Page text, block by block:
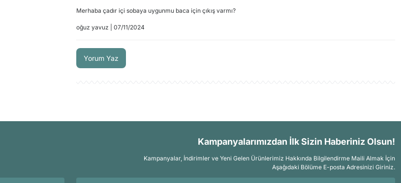
Merhaba çadır içi sobaya uygunmu baca için çıkış varmı?
oğuz yavuz | 07/11/2024
Yorum Yaz
Kampanyalarımızdan İlk Sizin Haberiniz Olsun!
Kampanyalar, İndirimler ve Yeni Gelen Ürünlerimiz Hakkında Bilgilendirme Maili Almak İçin
Aşağıdaki Bölüme E-posta Adresinizi Giriniz.